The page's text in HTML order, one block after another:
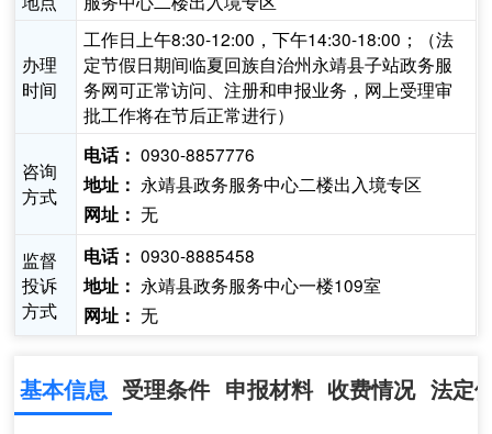
办理
时间
工作日上午8:30-12:00，下午14:30-18:00；（法
定节假日期间临夏回族自治州永靖县子站政务服
务网可正常访问、注册和申报业务，网上受理审
批工作将在节后正常进行）
咨询
方式
电话： 0930-8857776
地址： 永靖县政务服务中心二楼出入境专区
网址： 无
监督
投诉
方式
电话： 0930-8885458
地址： 永靖县政务服务中心一楼109室
网址： 无
基本信息 受理条件 申报材料 收费情况 法定